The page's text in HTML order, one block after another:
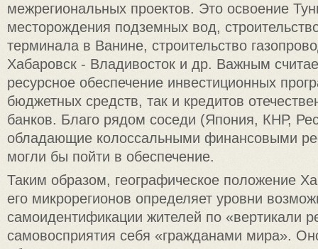
межрегиональных проектов. Это освоение
месторождения подземных вод,
терминала в Ванине, строительство
Хабаровск - Владивосток и др. Важным
ресурсное обеспечение инвестиционных
бюджетных средств, так и кредитов
банков. Благо рядом соседи (Япония, КНР,
обладающие колоссальными финансовыми
могли бы пойти в обеспечение.
Таким образом, географическое положение
его микрорегионов определяет уровни
самоидентификации жителей по «вертикали
самовосприятия себя «гражданами мира».